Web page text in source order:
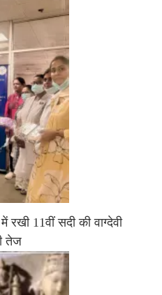
11वीं सदी की वाग्देवी
तेज